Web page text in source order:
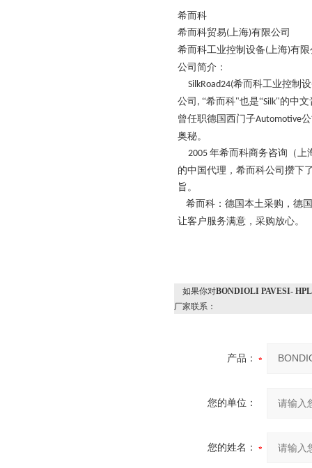
希而科
希而科贸易(上海)有限公司
希而科工业控制设备(上海)有限
公司简介：
SilkRoad24(希而科工业控制
公司 , “希而科"也是“Silk"的中文
曾任职德国西门子Automotive
奥秘。
2005 年希而科商务咨询（上
的中国代理，希而科公司攒下
旨。
希而科：德国本土采购，德
让客户服务满意，采购放心。
如果你对BONDIOLI PAVESI-
厂家联系：
产品：
您的单位：
您的姓名：